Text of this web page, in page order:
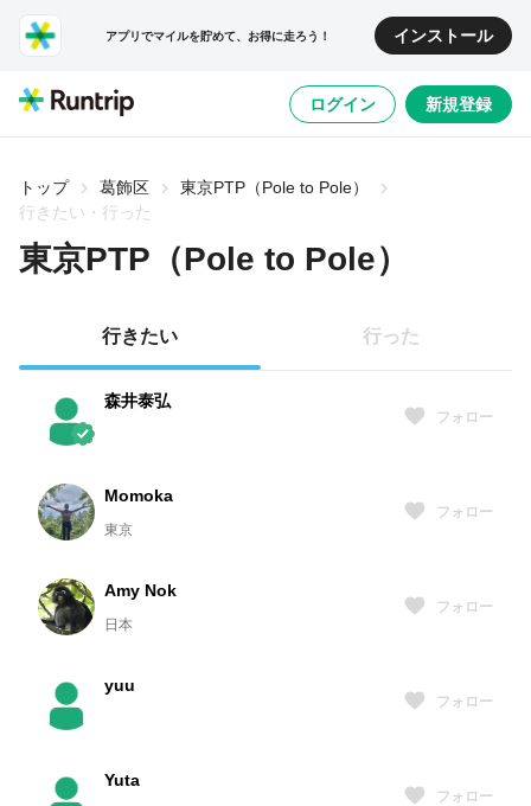
アプリでマイルを貯めて、お得に走ろう！ インストール
ログイン 新規登録
トップ 葛飾区
東京PTP（Pole to Pole）
行きたい・行った
東京PTP（Pole to Pole）
行きたい 行った
森井泰弘
フォロー
Momoka
東京
フォロー
Amy Nok
日本
フォロー
yuu
フォロー
Yuta
フォロー